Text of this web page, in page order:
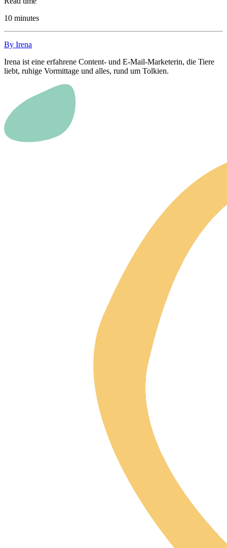
10 minutes
By Irena
Irena ist eine erfahrene Content- und E-Mail-Marketerin, die Tiere
liebt, ruhige Vormittage und alles, rund um Tolkien.